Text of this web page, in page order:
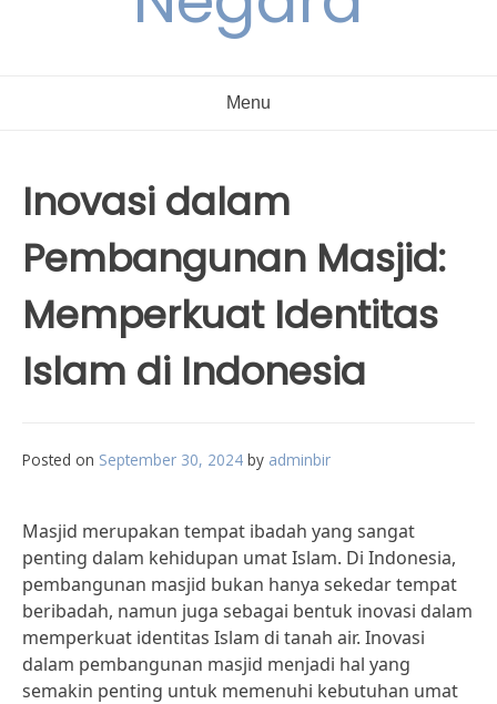
Menu
Inovasi dalam
Pembangunan Masjid:
Memperkuat Identitas
Islam di Indonesia
Posted on September 30, 2024 by adminbir
Masjid merupakan tempat ibadah yang sangat
penting dalam kehidupan umat Islam. Di Indonesia,
pembangunan masjid bukan hanya sekedar tempat
beribadah, namun juga sebagai bentuk inovasi dalam
memperkuat identitas Islam di tanah air. Inovasi
dalam pembangunan masjid menjadi hal yang
semakin penting untuk memenuhi kebutuhan umat